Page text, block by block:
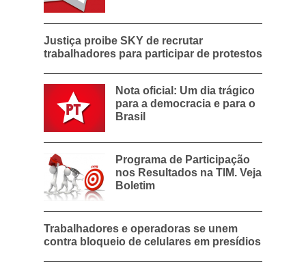
Justiça proibe SKY de recrutar
trabalhadores para participar de protestos
Nota oficial: Um dia trágico
para a democracia e para o
Brasil
Programa de Participação
nos Resultados na TIM. Veja
Boletim
Trabalhadores e operadoras se unem
contra bloqueio de celulares em presídios